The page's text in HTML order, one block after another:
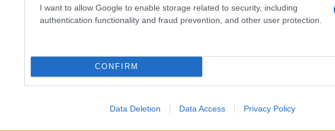
I want to allow Google to enable storage related to security, including
authentication functionality and fraud prevention, and other user protection.
CONFIRM
Data Deletion Data Access Privacy Policy
Új és Használt GSM kiemelt ajánlatok